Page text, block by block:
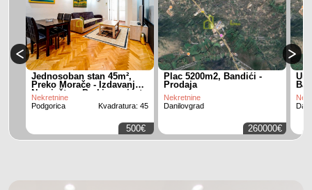
Jednosoban stan 45m²,
Preko Morače - Izdavanje,
Namješten, Parking mjesto
Nekretnine
Podgorica
Kvadratura: 45
500€
Plac 5200m2, Bandići -
Prodaja
Nekretnine
Danilovgrad
260000€